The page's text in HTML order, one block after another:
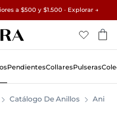
los pedidos →
a $500 y $1.500 · Explorar →
gratuito
PendientesCollaresPulseras
Catálogo De Anillos Anillos